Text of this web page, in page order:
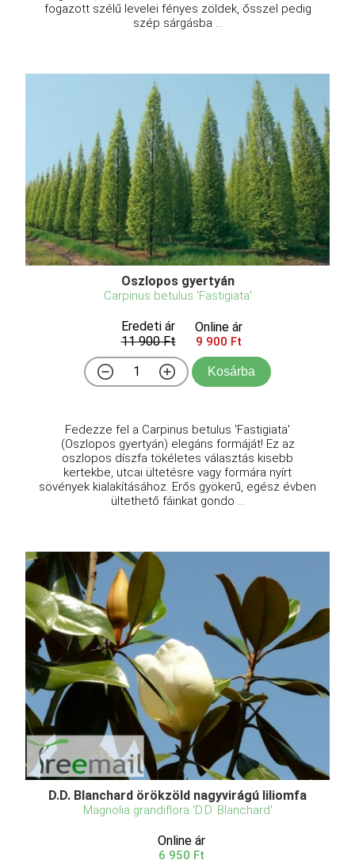
fogazott szélű levelei fényes zöldek, ősszel pedig
szép sárgásba ...
Oszlopos gyertyán
Carpinus betulus 'Fastigiata'
Eredeti ár
11 900 Ft
Online ár
9 900 Ft
Kosárba
Fedezze fel a Carpinus betulus 'Fastigiata'
(Oszlopos gyertyán) elegáns formáját! Ez az
oszlopos díszfa tökéletes választás kisebb
kertekbe, utcai ültetésre vagy formára nyírt
sövények kialakításához. Erős gyökerű, egész évben
ültethető fáinkat gondo ...
D.D. Blanchard örökzöld nagyvirágú liliomfa
Magnolia grandiflora 'D.D. Blanchard'
Online ár
6 950 Ft